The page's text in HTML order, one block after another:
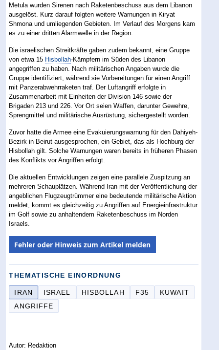
Metula wurden Sirenen nach Raketenbeschuss aus dem Libanon
ausgelöst. Kurz darauf folgten weitere Warnungen in Kiryat
Shmona und umliegenden Gebieten. Im Verlauf des Morgens kam
es zu einer dritten Alarmwelle in der Region.
Die israelischen Streitkräfte gaben zudem bekannt, eine Gruppe
von etwa 15 Hisbollah-Kämpfern im Süden des Libanon
angegriffen zu haben. Nach militärischen Angaben wurde die
Gruppe identifiziert, während sie Vorbereitungen für einen Angriff
mit Panzerabwehrraketen traf. Der Luftangriff erfolgte in
Zusammenarbeit mit Einheiten der Division 146 sowie der
Brigaden 213 und 226. Vor Ort seien Waffen, darunter Gewehre,
Sprengmittel und militärische Ausrüstung, sichergestellt worden.
Zuvor hatte die Armee eine Evakuierungswarnung für den Dahiyeh-
Bezirk in Beirut ausgesprochen, ein Gebiet, das als Hochburg der
Hisbollah gilt. Solche Warnungen waren bereits in früheren Phasen
des Konflikts vor Angriffen erfolgt.
Die aktuellen Entwicklungen zeigen eine parallele Zuspitzung an
mehreren Schauplätzen. Während Iran mit der Veröffentlichung der
angeblichen Flugzeugtrümmer eine bedeutende militärische Aktion
meldet, kommt es gleichzeitig zu Angriffen auf Energieinfrastruktur
im Golf sowie zu anhaltendem Raketenbeschuss im Norden
Israels.
Fehler oder Hinweis zum Artikel melden
THEMATISCHE EINORDNUNG
IRAN ISRAEL HISBOLLAH F35
KUWAIT
ANGRIFFE
Autor: Redaktion